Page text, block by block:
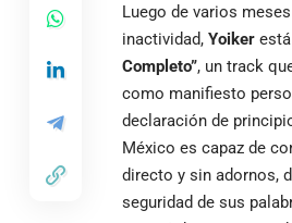
Luego de varios
inactividad, Yoiker
Completo”, un track
como manifiesto
declaración de
México es capaz de
directo y sin adornos,
seguridad de sus